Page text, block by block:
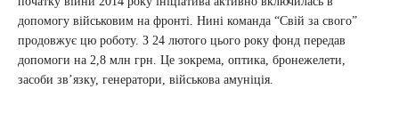
допомогу військовим на фронті. Нині команда “Свій за свого”
продовжує цю роботу. З 24 лютого цього року фонд передав
допомоги на 2,8 млн грн. Це зокрема, оптика, бронежелети,
засоби зв’язку, генератори, військова амуніція.